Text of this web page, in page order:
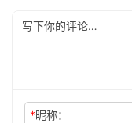
*昵称：